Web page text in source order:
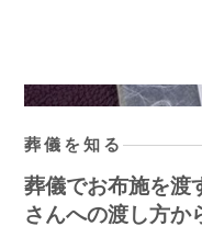
葬儀を知る
葬儀でお布施を渡
さんへの渡し方か